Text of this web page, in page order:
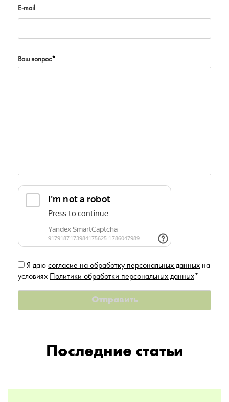
E-mail
Ваш вопрос*
Я даю согласие на обработку персональных данных на
условиях Политики обработки персональных данных*
Последние статьи